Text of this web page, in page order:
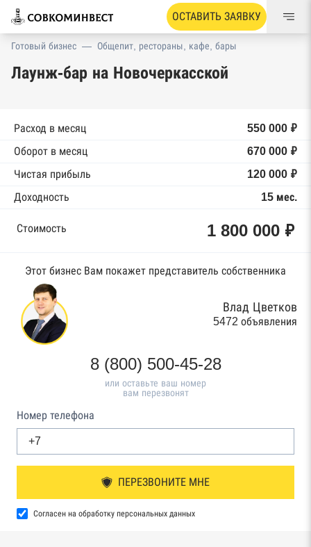
ОСТАВИТЬ ЗАЯВКУ
Готовый бизнес — Общепит, рестораны, кафе, бары
Лаунж-бар на Новочеркасской
Расход в месяц
550 000 ₽
Оборот в месяц
670 000 ₽
Чистая прибыль
120 000 ₽
Доходность
15 мес.
Стоимость 1 800 000 ₽
Этот бизнес Вам покажет представитель собственника
Влад Цветков
5472 объявления
8 (800) 500-45-28
или оставьте ваш номер
вам перезвонят
Номер телефона
ПЕРЕЗВОНИТЕ МНЕ
Согласен на обработку персональных данных